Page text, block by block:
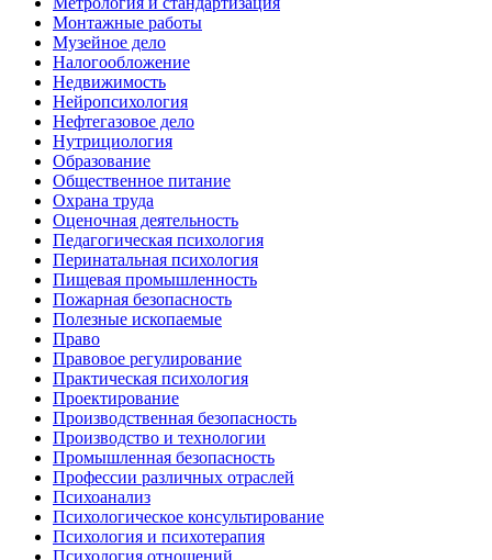
Монтажные работы
Музейное дело
Налогообложение
Недвижимость
Нейропсихология
Нефтегазовое дело
Нутрициология
Образование
Общественное питание
Охрана труда
Оценочная деятельность
Педагогическая психология
Перинатальная психология
Пищевая промышленность
Пожарная безопасность
Полезные ископаемые
Право
Правовое регулирование
Практическая психология
Проектирование
Производственная безопасность
Производство и технологии
Промышленная безопасность
Профессии различных отраслей
Психоанализ
Психологическое консультирование
Психология и психотерапия
Психология отношений